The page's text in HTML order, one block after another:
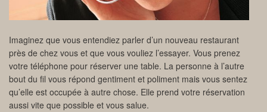
Imaginez que vous entendiez parler d’un nouveau restaurant
près de chez vous et que vous vouliez l’essayer. Vous prenez
votre téléphone pour réserver une table. La personne à l’autre
bout du fil vous répond gentiment et poliment mais vous sentez
qu’elle est occupée à autre chose. Elle prend votre réservation
aussi vite que possible et vous salue.